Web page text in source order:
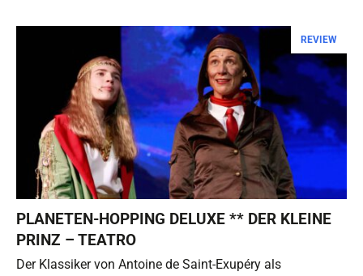
REVIEW
PLANETEN-HOPPING DELUXE ** DER KLEINE
PRINZ – TEATRO
Der Klassiker von Antoine de Saint-Exupéry als